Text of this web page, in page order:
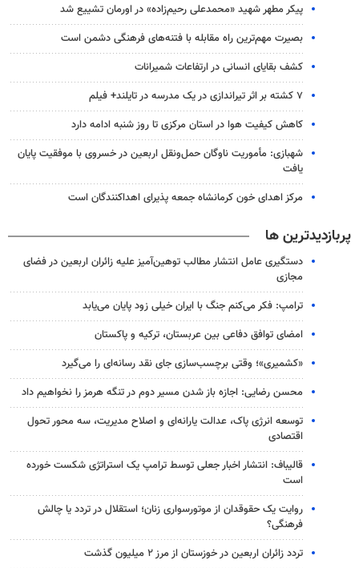
پیکر مطهر شهید «محمدعلی رحیم‌زاده» در اورمان تشییع شد
بصیرت مهم‌ترین راه مقابله با فتنه‌های فرهنگی دشمن است
کشف بقایای انسانی در ارتفاعات شمیرانات
۷ کشته بر اثر تیراندازی در یک مدرسه در تایلند+ فیلم
کاهش کیفیت هوا در استان مرکزی تا روز شنبه ادامه دارد
شهبازی: مأموریت ناوگان حمل‌ونقل اربعین در خسروی با موفقیت پایان
یافت
مرکز اهدای خون کرمانشاه جمعه پذیرای اهداکنندگان است
پربازدیدترین ها
دستگیری عامل انتشار مطالب توهین‌آمیز علیه زائران اربعین در فضای
مجازی
ترامپ: فکر می‌کنم جنگ با ایران خیلی زود پایان می‌یابد
امضای توافق دفاعی بین عربستان، ترکیه و پاکستان
«کشمیری»؛ وقتی برچسب‌سازی جای نقد رسانه‌ای را می‌گیرد
محسن رضایی: اجازه باز شدن مسیر دوم در تنگه هرمز را نخواهیم داد
توسعه انرژی پاک، عدالت یارانه‌ای و اصلاح مدیریت، سه محور تحول
اقتصادی
قالیباف: انتشار اخبار جعلی توسط ترامپ یک استراتژی شکست خورده
است
روایت یک حقوقدان از موتورسواری زنان؛ استقلال در تردد یا چالش
فرهنگی؟
تردد زائران اربعین در خوزستان از مرز ۲ میلیون گذشت